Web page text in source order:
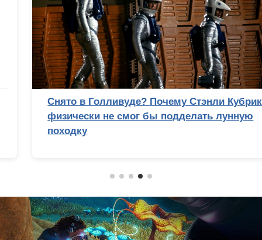
Снято в Голливуде? Почему Стэнли Кубрик
физически не смог бы подделать лунную
походку